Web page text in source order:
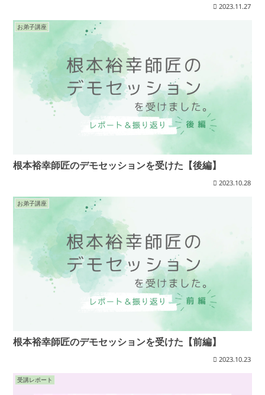
2023.11.27
お弟子講座
根本裕幸師匠のデモセッションを受けた【後編】
2023.10.28
お弟子講座
根本裕幸師匠のデモセッションを受けた【前編】
2023.10.23
受講レポート